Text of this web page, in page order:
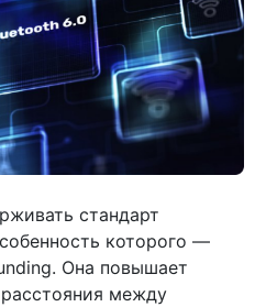
стандарт
которого —
Она повышает
между